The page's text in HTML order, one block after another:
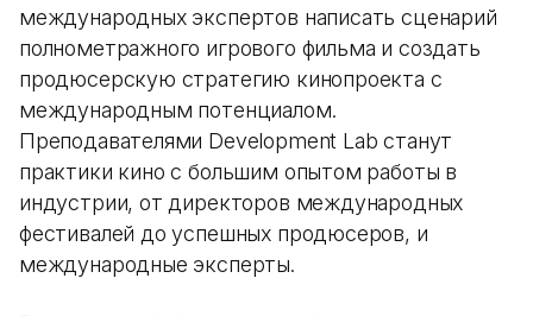
международных экспертов написать сценарий
полнометражного игрового фильма и создать
продюсерскую стратегию кинопроекта с
международным потенциалом.
Преподавателями Development Lab станут
практики кино с большим опытом работы в
индустрии, от директоров международных
фестивалей до успешных продюсеров, и
международные эксперты.